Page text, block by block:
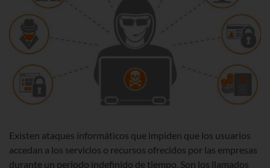
Existen ataques informáticos que impiden que los usuarios
accedan a los servicios o recursos ofrecidos por las empresas
durante un periodo indefinido de tiempo. Son los llamados